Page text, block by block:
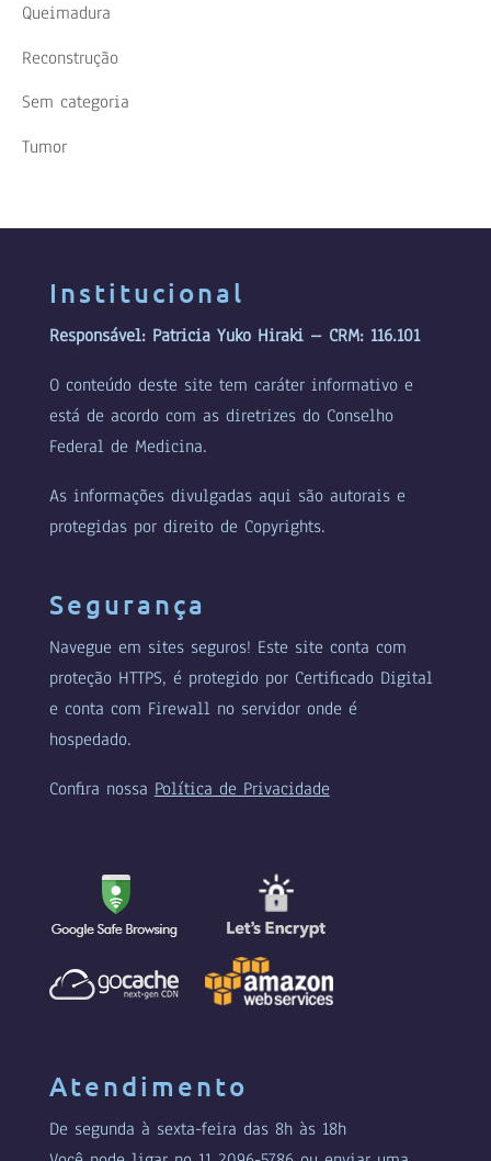
Queimadura
Reconstrução
Sem categoria
Tumor
Institucional
Responsável: Patricia Yuko Hiraki – CRM: 116.101
O conteúdo deste site tem caráter informativo e
está de acordo com as diretrizes do Conselho
Federal de Medicina.
As informações divulgadas aqui são autorais e
protegidas por direito de Copyrights.
Segurança
Navegue em sites seguros! Este site conta com
proteção HTTPS, é protegido por Certificado Digital
e conta com Firewall no servidor onde é
hospedado.
Confira nossa Política de Privacidade
Atendimento
De segunda à sexta-feira das 8h às 18h